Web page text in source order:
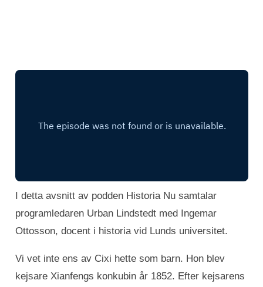
I detta avsnitt av podden Historia Nu samtalar
programledaren Urban Lindstedt med Ingemar
Ottosson, docent i historia vid Lunds universitet.
Vi vet inte ens av Cixi hette som barn. Hon blev
kejsare Xianfengs konkubin år 1852. Efter kejsarens